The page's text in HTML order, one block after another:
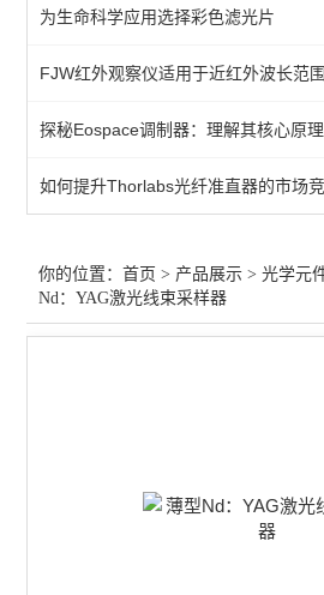
过滤片
为生命科学应用选择彩色滤光片
FJW红外观察仪适用于近红外波长范
探秘Eospace调制器：理解其核心原
如何提升Thorlabs光纤准直器的市场
你的位置：首页 > 产品展示 >光学元
Nd：YAG激光线束采样器